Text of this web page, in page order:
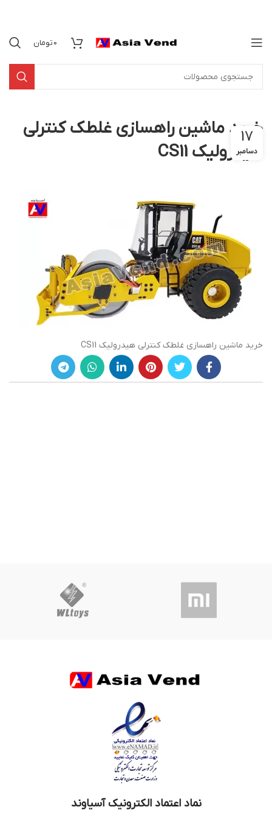
0تومان
خرید ماشین راهسازی غلطک کنترلی
هیدرولیک CS11
17
دسامبر
خرید ماشین راهسازی غلطک کنترلی هیدرولیک CS11
نماد اعتماد الکترونیک آسیاوند